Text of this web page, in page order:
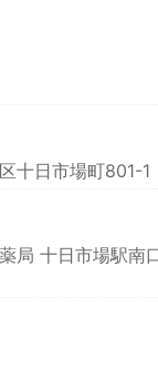
十日市場町801-1
局 十日市場駅南